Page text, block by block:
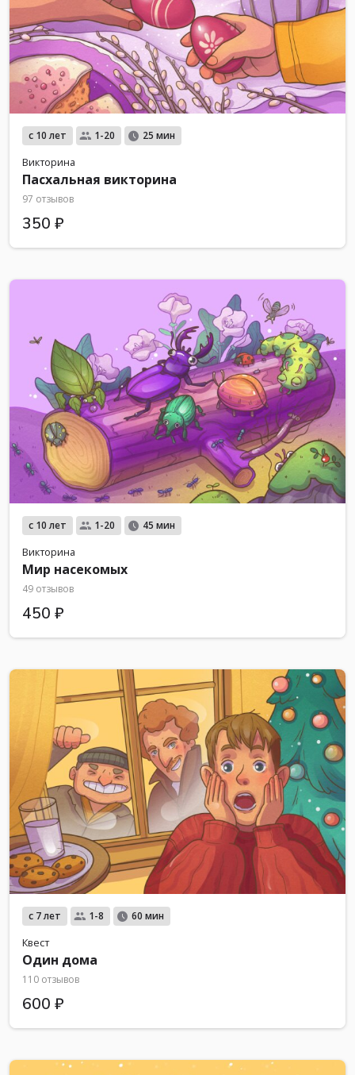
с 10 лет 1-20 25 мин
Викторина
Пасхальная викторина
97 отзывов
350 ₽
с 10 лет 1-20 45 мин
Викторина
Мир насекомых
49 отзывов
450 ₽
с 7 лет 1-8 60 мин
Квест
Один дома
110 отзывов
600 ₽